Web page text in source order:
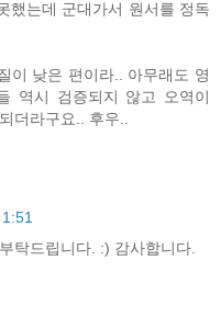
했는데 군대가서 원서를 정독
이 낮은 편이라.. 아무래도 영
역시 검증되지 않고 오역이
더라구요.. 후우..
탁드립니다. :) 감사합니다.